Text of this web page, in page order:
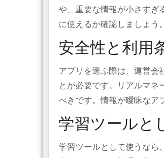
や、重要な情報が小さすぎ
に使えるか確認しましょう。
安全性と利用
アプリを選ぶ際は、運営会
とが必要です。リアルマネ
べきです。情報が曖昧なア
学習ツールと
学習ツールとして使うなら